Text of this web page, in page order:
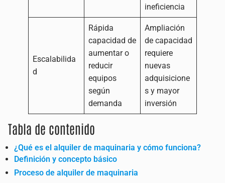
ineficiencia
Escalabilida
d
Rápida
capacidad de
aumentar o
reducir
equipos
según
demanda
Ampliación
de capacidad
requiere
nuevas
adquisicione
s y mayor
inversión
Tabla de contenido
¿Qué es el alquiler de maquinaria y cómo funciona?
Definición y concepto básico
Proceso de alquiler de maquinaria